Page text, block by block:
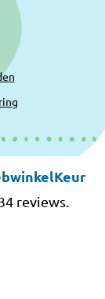
reviews.